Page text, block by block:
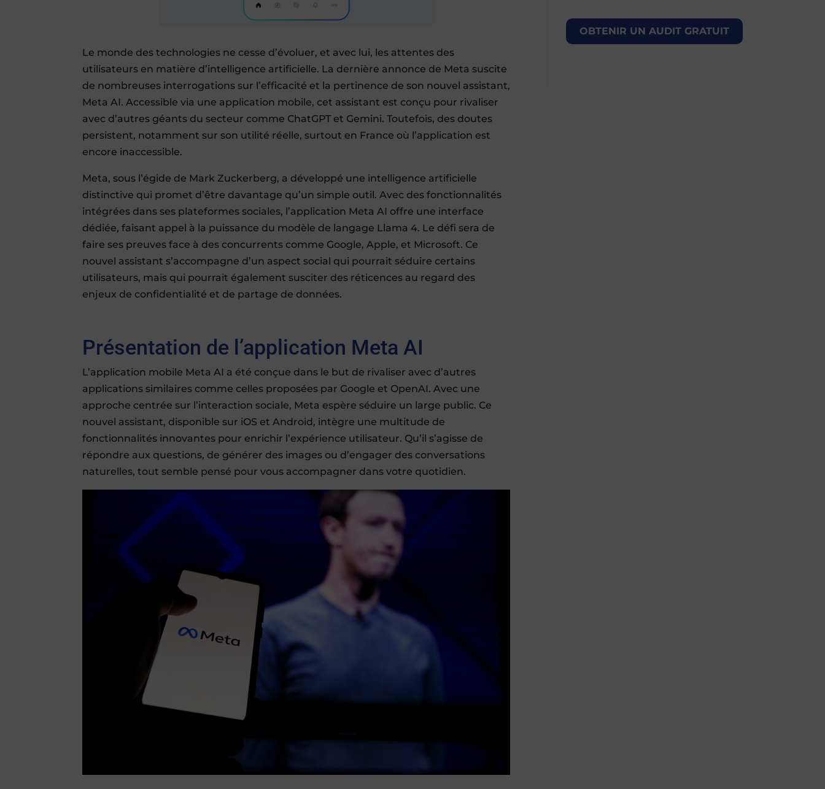
Le monde des technologies ne cesse d’évoluer, et avec lui, les attentes des
utilisateurs en matière d’intelligence artificielle. La dernière annonce de Meta suscite
de nombreuses interrogations sur l’efficacité et la pertinence de son nouvel assistant,
Meta AI. Accessible via une application mobile, cet assistant est conçu pour rivaliser
avec d’autres géants du secteur comme ChatGPT et Gemini. Toutefois, des doutes
persistent, notamment sur son utilité réelle, surtout en France où l’application est
encore inaccessible.
Meta, sous l’égide de Mark Zuckerberg, a développé une intelligence artificielle
distinctive qui promet d’être davantage qu’un simple outil. Avec des fonctionnalités
intégrées dans ses plateformes sociales, l’application Meta AI offre une interface
dédiée, faisant appel à la puissance du modèle de langage Llama 4. Le défi sera de
faire ses preuves face à des concurrents comme Google, Apple, et Microsoft. Ce
nouvel assistant s’accompagne d’un aspect social qui pourrait séduire certains
utilisateurs, mais qui pourrait également susciter des réticences au regard des
enjeux de confidentialité et de partage de données.
Présentation de l’application Meta AI
L’application mobile Meta AI a été conçue dans le but de rivaliser avec d’autres
applications similaires comme celles proposées par Google et OpenAI. Avec une
approche centrée sur l’interaction sociale, Meta espère séduire un large public. Ce
nouvel assistant, disponible sur iOS et Android, intègre une multitude de
fonctionnalités innovantes pour enrichir l’expérience utilisateur. Qu’il s’agisse de
répondre aux questions, de générer des images ou d’engager des conversations
naturelles, tout semble pensé pour vous accompagner dans votre quotidien.
OBTENIR UN AUDIT GRATUIT